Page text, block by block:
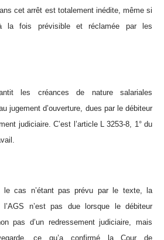
cet arrêt est totalement inédite, même si
la fois prévisible et réclamée par les
les créances de nature salariales
jugement d’ouverture, dues par le débiteur
judiciaire. C’est l’article L 3253-8, 1° du
le cas n’étant pas prévu par le texte, la
l’AGS n’est pas due lorsque le débiteur
pas d’un redressement judiciaire, mais
ce qu’a confirmé la Cour de